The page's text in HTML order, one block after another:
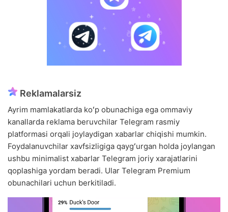
Reklamalarsiz
Ayrim mamlakatlarda koʻp obunachiga ega ommaviy
kanallarda reklama beruvchilar Telegram rasmiy
platformasi orqali joylaydigan xabarlar chiqishi mumkin.
Foydalanuvchilar xavfsizligiga qaygʻurgan holda joylangan
ushbu minimalist xabarlar Telegram joriy xarajatlarini
qoplashiga yordam beradi. Ular Telegram Premium
obunachilari uchun berkitiladi.